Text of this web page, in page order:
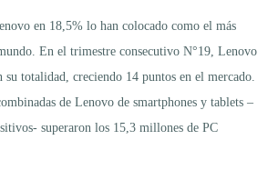
en 18,5% lo han colocado como el más
En el trimestre consecutivo N°19, Lenovo
su totalidad, creciendo 14 puntos en el mercado.
de Lenovo de smartphones y tablets –
superaron los 15,3 millones de PC